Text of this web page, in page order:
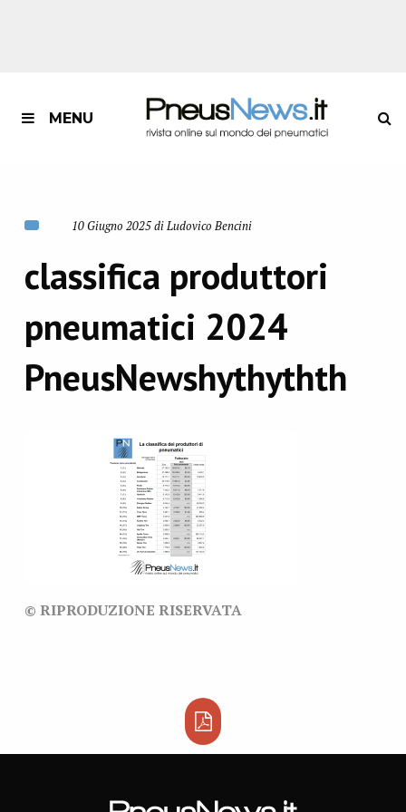
MENU
10 Giugno 2025 di Ludovico Bencini
classifica produttori
pneumatici 2024
PneusNewshythythth
© RIPRODUZIONE RISERVATA